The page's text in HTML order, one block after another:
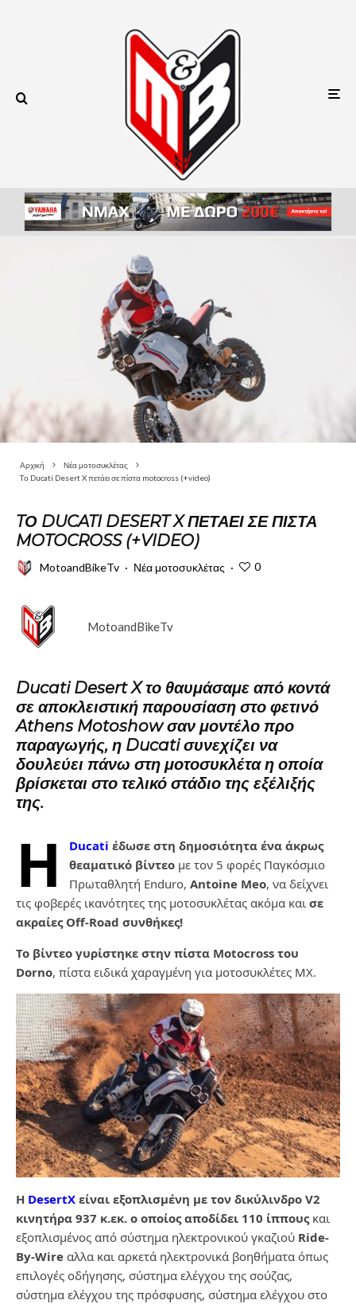
Αρχική
Νέα μοτοσυκλέτας
Tο Ducati Desert X πετάει σε πίστα motocross (+video)
TΟ DUCATI DESERT X ΠΕΤΆΕΙ ΣΕ ΠΊΣΤΑ
MOTOCROSS (+VIDEO)
MotoandBikeTv · Νέα μοτοσυκλέτας · 0
MotoandBikeTv
Ducati Desert X το θαυμάσαμε από κοντά
σε αποκλειστική παρουσίαση στο φετινό
Athens Motoshow σαν μοντέλο προ
παραγωγής, η Ducati συνεχίζει να
δουλεύει πάνω στη μοτοσυκλέτα η οποία
βρίσκεται στο τελικό στάδιο της εξέλιξής
της.
Η Ducati έδωσε στη δημοσιότητα ένα άκρως
θεαματικό βίντεο με τον 5 φορές Παγκόσμιο
Πρωταθλητή Enduro, Antoine Meo, να δείχνει
τις φοβερές ικανότητες της μοτοσυκλέτας ακόμα και σε
ακραίες Off-Road συνθήκες!
Το βίντεο γυρίστηκε στην πίστα Motocross του
Dorno, πίστα ειδικά χαραγμένη για μοτοσυκλέτες ΜΧ.
Η DesertX είναι εξοπλισμένη με τον δικύλινδρο V2
κινητήρα 937 κ.εκ. ο οποίος αποδίδει 110 ίππουςκαι
εξοπλισμένος από σύστημα ηλεκτρονικού γκαζιού Ride-
By-Wire αλλα και αρκετά ηλεκτρονικά βοηθήματα όπως
επιλογές οδήγησης, σύστημα ελέγχου της σούζας,
σύστημα ελέγχου της πρόσφυσης, σύστημα ελέγχου στο